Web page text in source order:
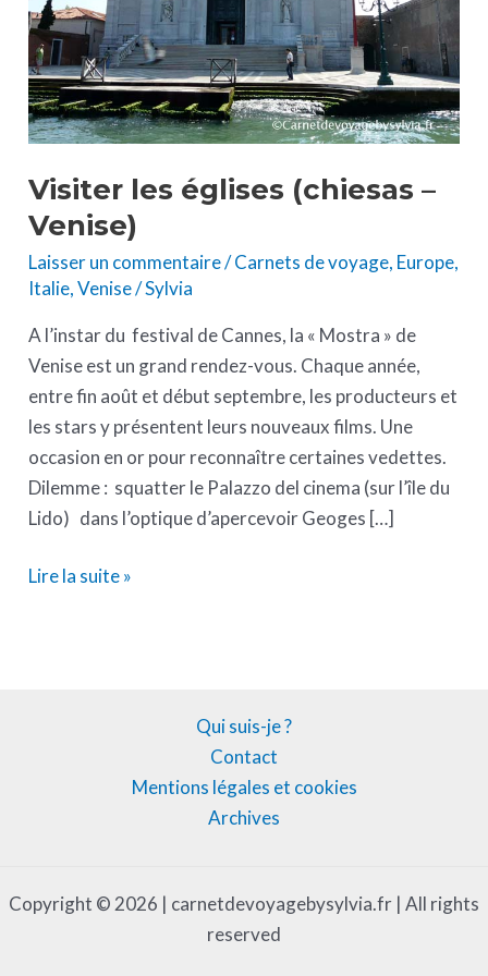
Visiter les églises (chiesas –
Venise)
Laisser un commentaire/Carnets de voyage, Europe,
Italie,Venise/Sylvia
A l’instar du festival de Cannes, la « Mostra » de
Venise est un grand rendez-vous. Chaque année,
entre fin août et début septembre, les producteurs et
les stars y présentent leurs nouveaux films. Une
occasion en or pour reconnaître certaines vedettes.
Dilemme : squatter le Palazzo del cinema (sur l’île du
Lido) dans l’optique d’apercevoir Geoges […]
Lire la suite »
Qui suis-je ?
Contact
Mentions légales et cookies
Archives
Copyright © 2026 | carnetdevoyagebysylvia.fr | All rights
reserved